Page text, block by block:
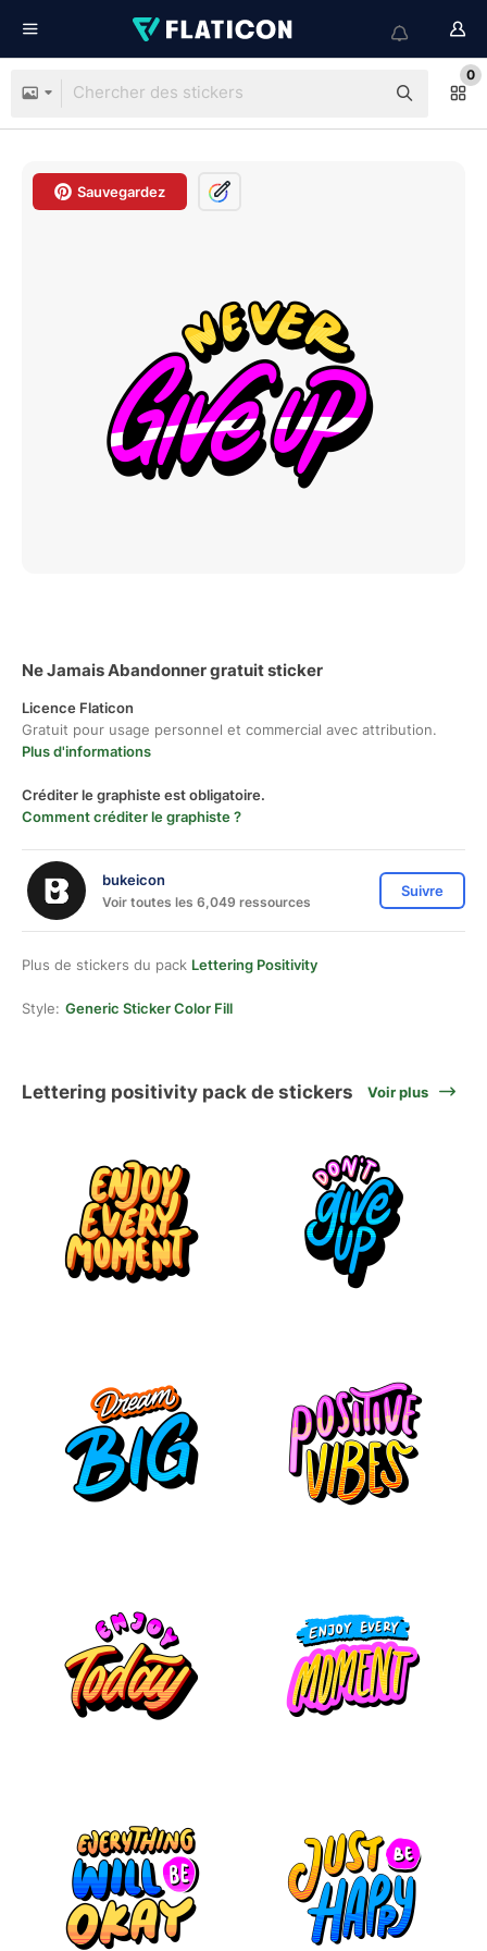
0
Sauvegardez
Ne Jamais Abandonner gratuit sticker
Licence Flaticon
Gratuit pour usage personnel et commercial avec attribution.
Plus d'informations
Créditer le graphiste est obligatoire.
Comment créditer le graphiste ?
bukeicon
Voir toutes les 6,049 ressources
Suivre
Plus de stickers du pack Lettering Positivity
Style: Generic Sticker Color Fill
Lettering positivity pack de stickers Voir plus